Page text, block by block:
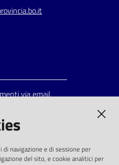
via email
dalla direttiva
navigazione e di sessione per
del sito, e cookie analitici per